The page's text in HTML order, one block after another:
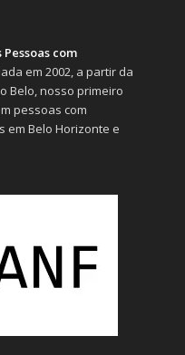
com
em 2002, a partir da
Belo, nosso primeiro
pessoas com
em Belo Horizonte e